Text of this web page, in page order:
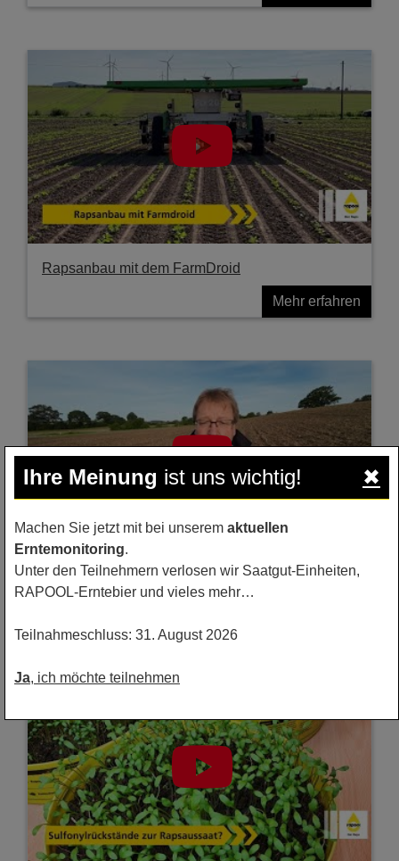
Rapsanbau mit dem FarmDroid
Mehr erfahren
Spätsaaten im Raps - Was gilt es jetzt zu
beachten?
Ihre Meinung ist uns wichtig! ✖
Machen Sie jetzt mit bei unserem aktuellen
Erntemonitoring.
Unter den Teilnehmern verlosen wir Saatgut-Einheiten,
RAPOOL-Erntebier und vieles mehr…
Teilnahmeschluss: 31. August 2026
Ja, ich möchte teilnehmen